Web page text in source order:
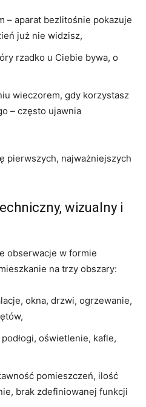
– aparat bezlitośnie pokazuje
już nie widzisz,
rzadko u Ciebie bywa, o
wieczorem, gdy korzystasz
– często ujawnia
pierwszych, najważniejszych
wizualny i
obserwacje w formie
na trzy obszary:
okna, drzwi, ogrzewanie,
podłogi, oświetlenie, kafle,
pomieszczeń, ilość
brak zdefiniowanej funkcji